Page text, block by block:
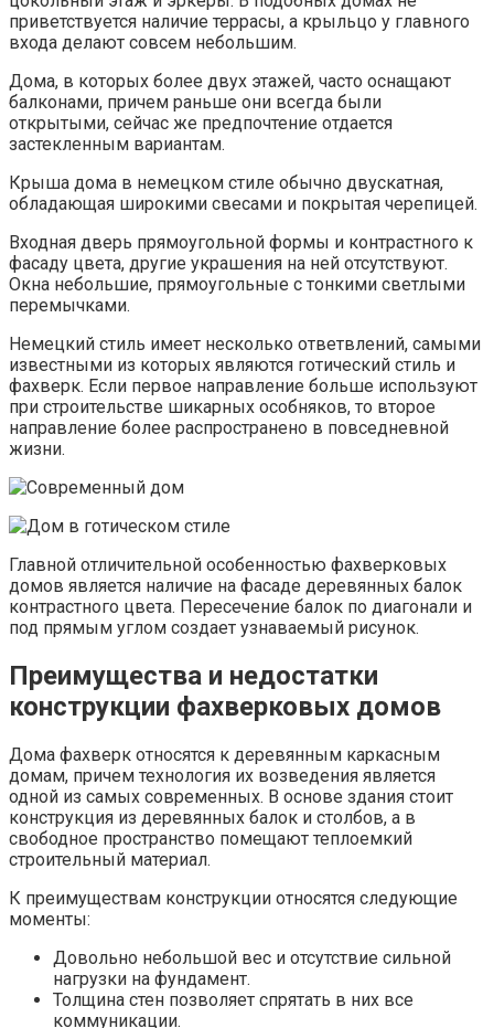
приветствуется наличие террасы, а крыльцо у главного
входа делают совсем небольшим.
Дома, в которых более двух этажей, часто оснащают
балконами, причем раньше они всегда были
открытыми, сейчас же предпочтение отдается
застекленным вариантам.
Крыша дома в немецком стиле обычно двускатная,
обладающая широкими свесами и покрытая черепицей.
Входная дверь прямоугольной формы и контрастного к
фасаду цвета, другие украшения на ней отсутствуют.
Окна небольшие, прямоугольные с тонкими светлыми
перемычками.
Немецкий стиль имеет несколько ответвлений, самыми
известными из которых являются готический стиль и
фахверк. Если первое направление больше используют
при строительстве шикарных особняков, то второе
направление более распространено в повседневной
жизни.
Главной отличительной особенностью фахверковых
домов является наличие на фасаде деревянных балок
контрастного цвета. Пересечение балок по диагонали и
под прямым углом создает узнаваемый рисунок.
Преимущества и недостатки
конструкции фахверковых домов
Дома фахверк относятся к деревянным каркасным
домам, причем технология их возведения является
одной из самых современных. В основе здания стоит
конструкция из деревянных балок и столбов, а в
свободное пространство помещают теплоемкий
строительный материал.
К преимуществам конструкции относятся следующие
моменты:
Довольно небольшой вес и отсутствие сильной
нагрузки на фундамент.
Толщина стен позволяет спрятать в них все
коммуникации.